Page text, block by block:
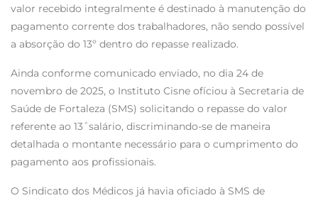
valor recebido integralmente é destinado à manutenção do
pagamento corrente dos trabalhadores, não sendo possível
a absorção do 13º dentro do repasse realizado.
Ainda conforme comunicado enviado, no dia 24 de
novembro de 2025, o Instituto Cisne ofíciou à Secretaria de
Saúde de Fortaleza (SMS) solicitando o repasse do valor
referente ao 13˚salário, discriminando-se de maneira
detalhada o montante necessário para o cumprimento do
pagamento aos profissionais.
O Sindicato dos Médicos já havia oficiado à SMS de